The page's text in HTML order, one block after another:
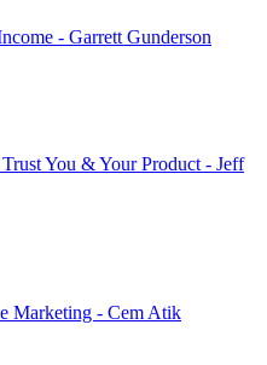
- Garrett Gunderson
You & Your Product - Jeff
Marketing - Cem Atik